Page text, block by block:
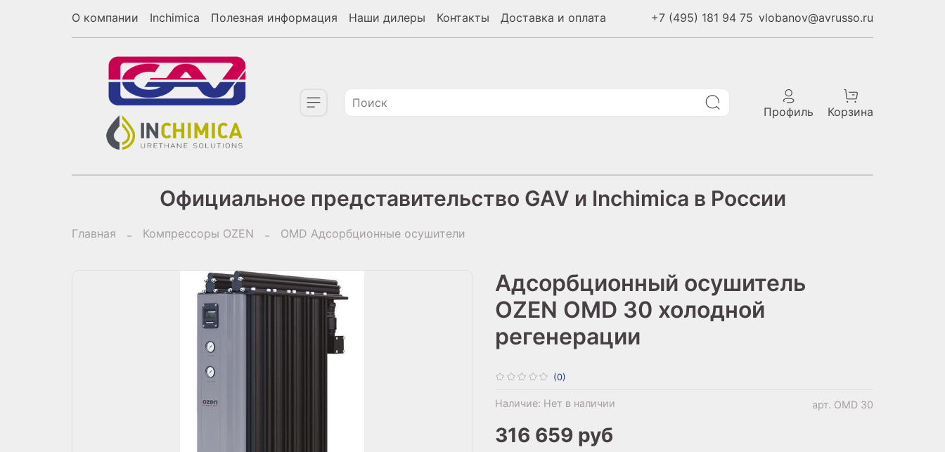
О компании Inchimica Полезная информация Наши дилеры Контакты Доставка и оплата +7 (495) 181 94 75 vlobanov@avrusso.ru
Профиль Корзина
Официальное представительство GAV и Inchimica в России
Главная Компрессоры OZEN OMD Адсорбционные осушители
(0)
арт. OMD 30
Наличие: Нет в наличии
Адсорбционный осушитель
OZEN OMD 30 холодной
регенерации
316 659 руб